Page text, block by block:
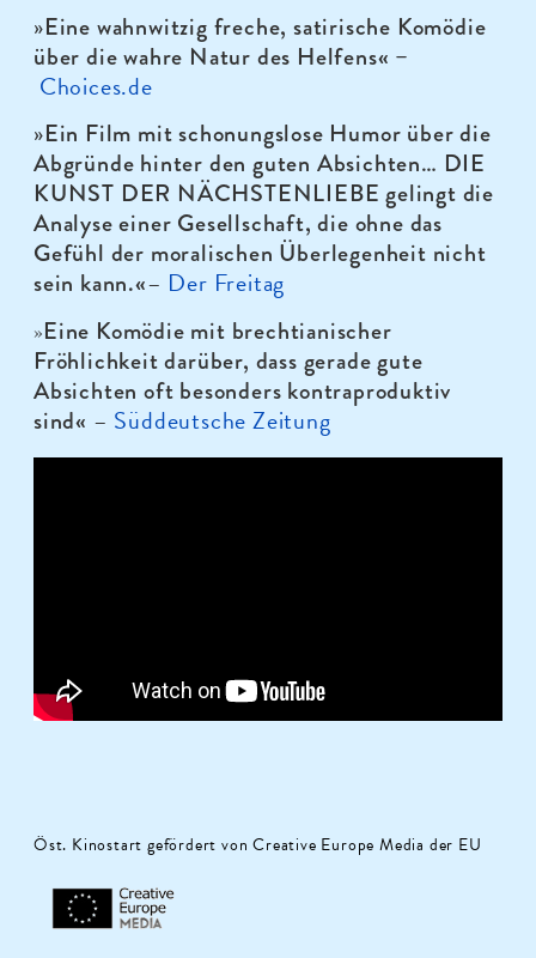
»Eine wahnwitzig freche, satirische Komödie
über die wahre Natur des Helfens« –
Choices.de
»Ein Film mit schonungslose Humor über die
Abgründe hinter den guten Absichten… DIE
KUNST DER NÄCHSTENLIEBE gelingt die
Analyse einer Gesellschaft, die ohne das
Gefühl der moralischen Überlegenheit nicht
sein kann.«– Der Freitag
»Eine Komödie mit brechtianischer
Fröhlichkeit darüber, dass gerade gute
Absichten oft besonders kontraproduktiv
sind« – Süddeutsche Zeitung
Öst. Kinostart gefördert von Creative Europe Media der EU